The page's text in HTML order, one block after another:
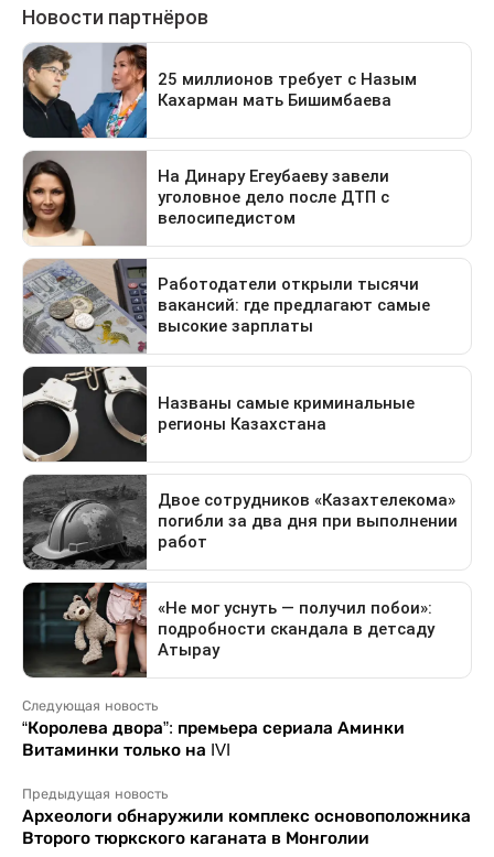
Следующая новость
“Королева двора”: премьера сериала Аминки
Витаминки только на IVI
Предыдущая новость
Археологи обнаружили комплекс основоположника
Второго тюркского каганата в Монголии